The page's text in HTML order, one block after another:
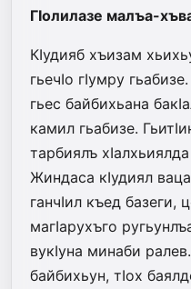
ГIолилазе малъа-
КIудияб хъизам
гьечIо гIумру
гьес байбихьана
камил гьабизе.
тарбиялъ
Жиндаса кIудиял
ганчIил къед базеги,
магIарухъго
вукIуна минаби
байбихьун, тIох